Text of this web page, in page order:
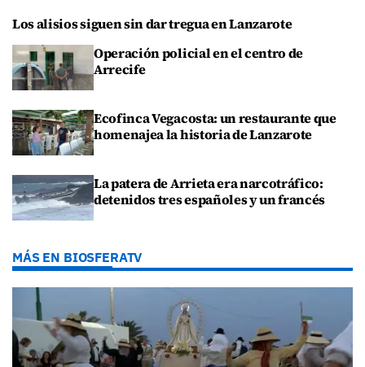
Los alisios siguen sin dar tregua en Lanzarote
Operación policial en el centro de
Arrecife
Ecofinca Vegacosta: un restaurante que
homenajea la historia de Lanzarote
La patera de Arrieta era narcotráfico:
detenidos tres españoles y un francés
MÁS EN BIOSFERATV